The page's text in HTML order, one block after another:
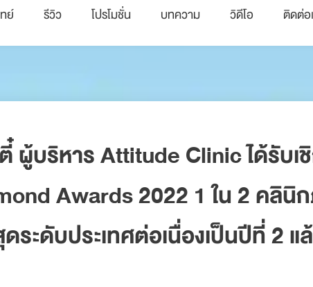
ย์ รีวิว โปรโมชั่น บทความ วิดีโอ ติดต่อ
บริหาร Attitude Clinic ได้รับเ
Awards 2022 1 ใน 2 คลินิ
ระดับประเทศต่อเนื่องเป็นปีที่ 2 แ